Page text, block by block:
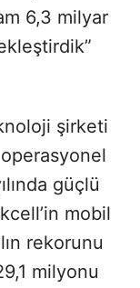
6,3 milyar
şirketi
güçlü
mobil
rekorunu
milyonu